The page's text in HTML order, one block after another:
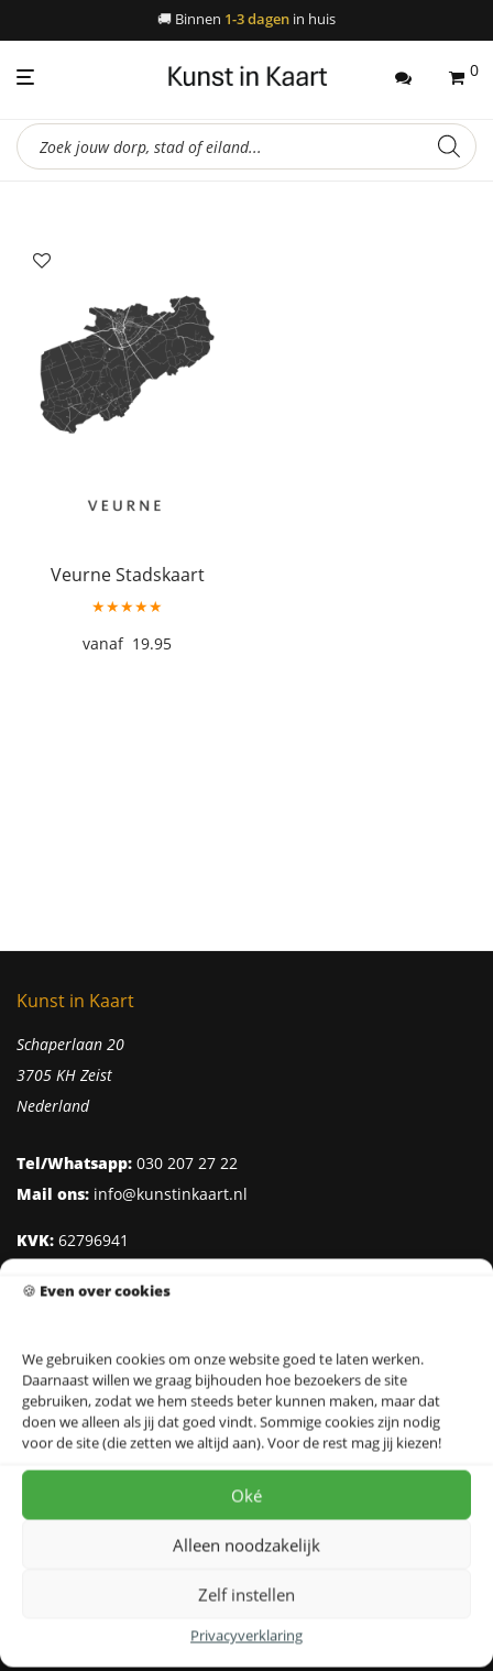
🍪 Even over cookies
We gebruiken cookies om onze website goed te laten werken.
Daarnaast willen we graag bijhouden hoe bezoekers de site
gebruiken, zodat we hem steeds beter kunnen maken, maar dat
doen we alleen als jij dat goed vindt. Sommige cookies zijn nodig
voor de site (die zetten we altijd aan). Voor de rest mag jij kiezen!
Oké
Alleen noodzakelijk
Zelf instellen
Privacyverklaring
🚚 Binnen 1-3 dagen in huis
0
Producten
zoeken
Veurne Stadskaart
★★★★★
19.95
Kunst in Kaart
Schaperlaan 20
3705 KH Zeist
Nederland
Tel/Whatsapp: 030 207 27 22
Mail ons: info@kunstinkaart.nl
KVK: 62796941
IBAN:NL95 INGB 0006 8527 18
Klantenservice
Over Kunst in Kaart
Prijzen